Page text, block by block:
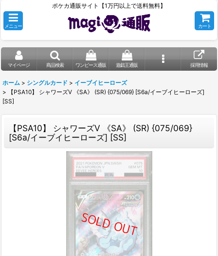
ポケカ通販サイト【1万円以上で送料無料】
メニュー カート
マイページ 商品検索 ワンピース通販 遊戯王通販 採用情報
ホーム > シングルカード > イーブイヒーローズ
>
【PSA10】 シャワーズV 《SA》 (SR) {075/069} [S6a/イーブイヒーローズ]
[SS]
【PSA10】 シャワーズV 《SA》 (SR) {075/069}
[S6a/イーブイヒーローズ] [SS]